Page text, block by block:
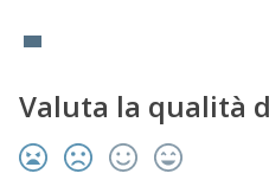
Valuta la qualità